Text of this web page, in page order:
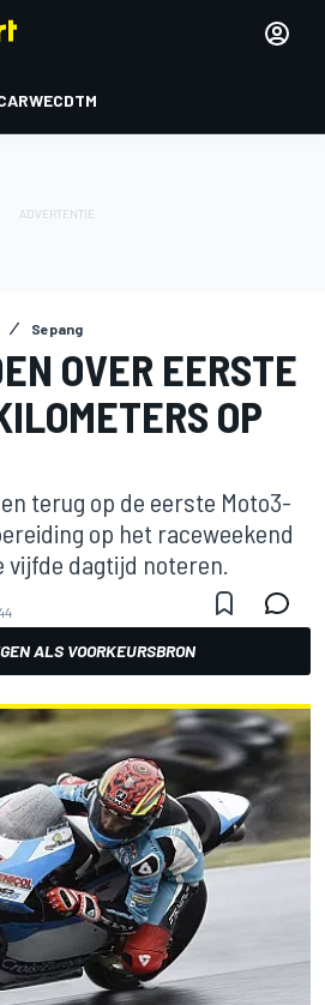
WECDTM
Sepang
OVER EERSTE
OP
terug op de eerste Moto3-
op het raceweekend
vijfde dagtijd noteren.
ALS VOORKEURSBRON